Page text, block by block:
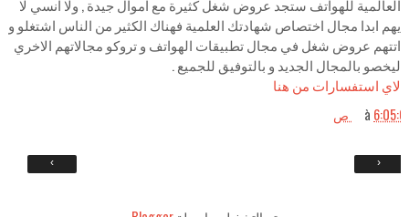
العالمية للهواتف ستجد عروض شغل كثيرة مع اموال جيدة , ولا انسي لا
يهم ابدا مجال اختصاص شهادتك العلمية فهناك الكثير من الناس اشتغلو و
اتتهم عروض شغل في مجال تطبيقات الهواتف و تروكو مجالاتهم الاخري
ليخصو بالمجال الجديد و بالتوفيق للجميع .
لاي استفسارات من هنا
à ص
‹
›